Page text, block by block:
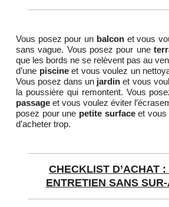
Vous posez pour un balconet vous
sans vague. Vous posez pour une
que les bords ne se relèvent pas au
d’une piscineet vous voulez un
Vous posez dans un jardin et vous
la poussière qui remontent. Vous
passage et vous voulez éviter
posez pour une petite surfaceet vous
d’acheter trop.
CHECKLIST D’ACHAT
ENTRETIEN SANS